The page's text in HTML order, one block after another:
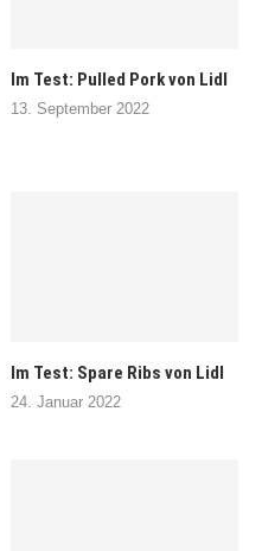
Im Test: Pulled Pork von Lidl
13. September 2022
Im Test: Spare Ribs von Lidl
24. Januar 2022